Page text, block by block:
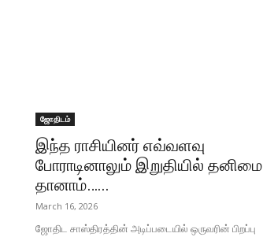
ஜோதிடம்
இந்த ராசியினர் எவ்வளவு
போராடினாலும் இறுதியில் தனிமை
தானாம்…...
March 16, 2026
ஜோதிட சாஸ்திரத்தின் அடிப்படையில் ஒருவரின் பிறப்பு